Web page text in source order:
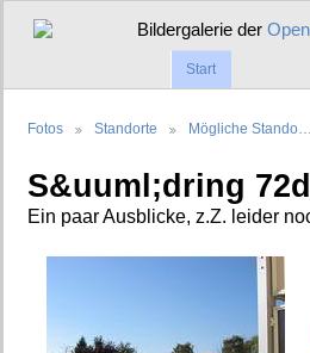
Bildergalerie der
Start
Fotos Standorte Mögliche Stando…
S&uuml;dring 72d
Ein paar Ausblicke, z.Z. leider